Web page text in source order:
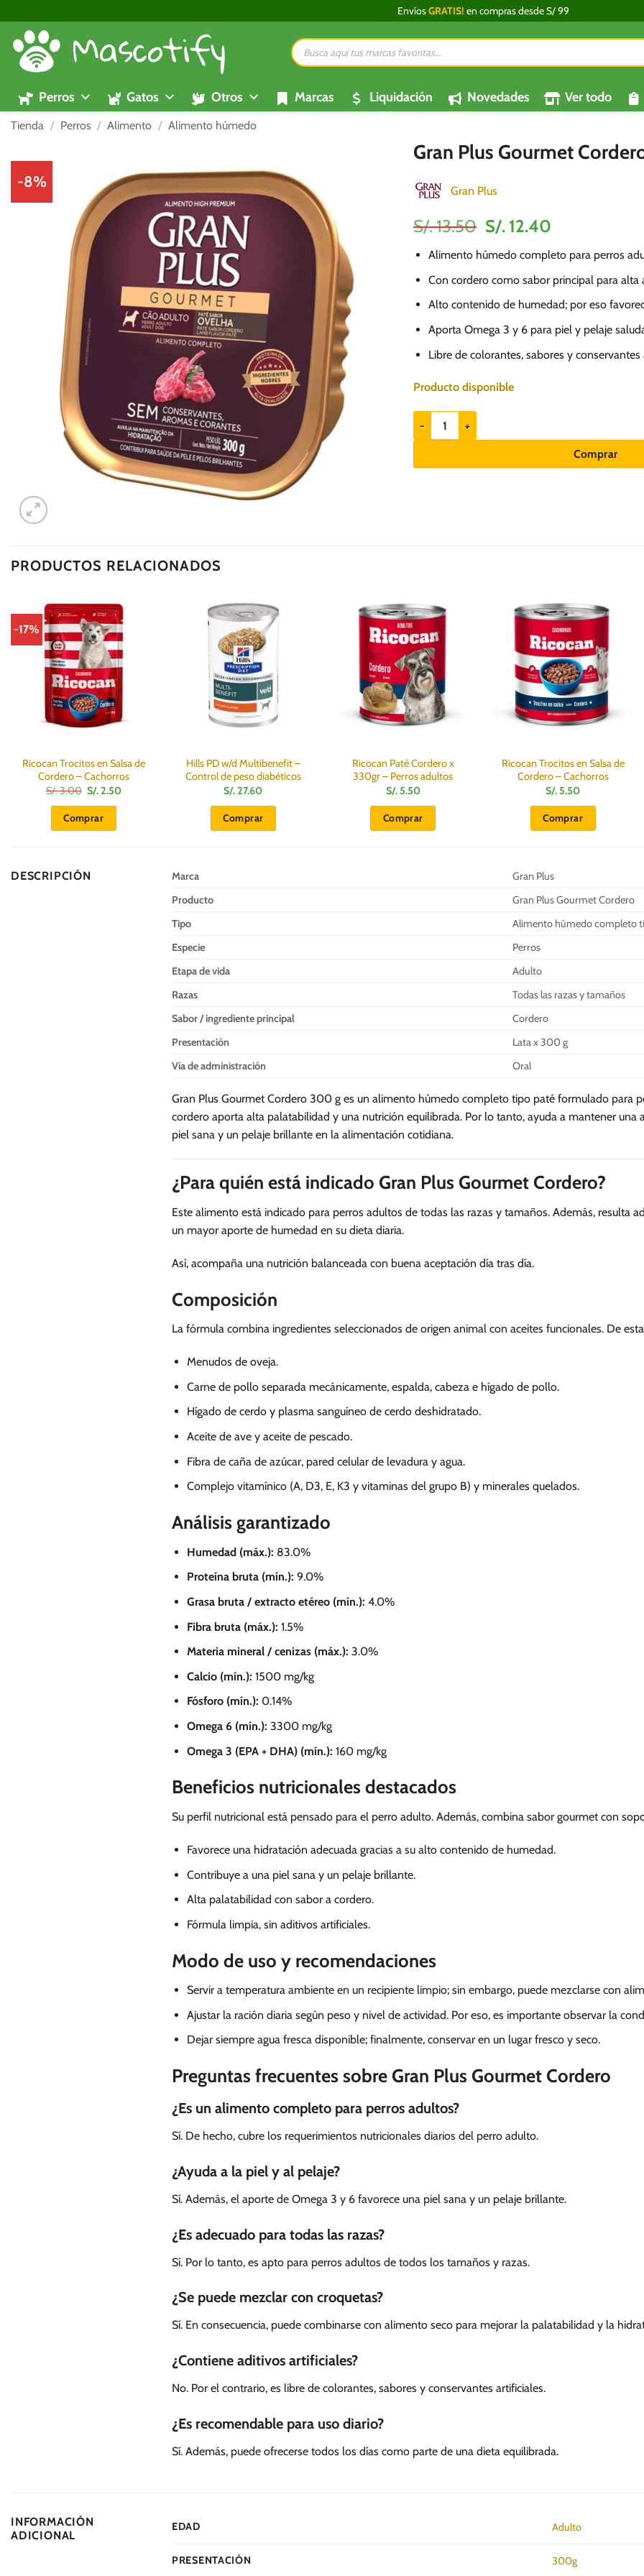
al
contenido
EnvíosGRATIS! en compras desde S/ 99
Búsqueda
de
productos
Perros Gatos Otros Marcas Liquidación Novedades Ver todo
Tienda / Perros / Alimento / Alimento húmedo
-8%
Gran Plus Gourmet
Gran Plus
S/.13.50 El
original
era:
S/.
13.50.
S/. 12.40
actual
es:
S/.
12.40.
Alimento húmedo completo para perros
Con cordero como sabor principal para alta
Alto contenido de humedad; por eso
Aporta Omega 3 y 6 para piel y pelaje
Libre de colorantes, sabores y conservantes
Producto disponible
Gran Plus Gourmet Cordero 300gr - Perros adultos
Comprar
PRODUCTOS RELACIONADOS
-17%
Ricocan Trocitos en Salsa de
Cordero – Cachorros
S/.3.00 El
precio
original
era:
S/.
S/.2.50El
Comprar
Hills PD w/d Multibenefit –
Control de peso diabéticos
S/.27.60
Comprar
Ricocan Paté Cordero x
330gr – Perros adultos
S/. 5.50
Comprar
Ricocan Trocitos en Salsa de
Cordero – Cachorros
S/. 5.50
Comprar
DESCRIPCIÓN Marca
Gran Plus
Producto
Gran Plus Gourmet Cordero
Tipo
Alimento húmedo completo
Especie
Perros
Etapa de vida
Adulto
Razas
Todas las razas y tamaños
Sabor / ingrediente principal
Cordero
Presentación
Lata x 300 g
Vía de administración
Oral
Gran Plus Gourmet Cordero 300 g es un alimento húmedo completo tipo paté formulado para
cordero aporta alta palatabilidad y una nutrición equilibrada. Por lo tanto, ayuda a mantener una
piel sana y un pelaje brillante en la alimentación cotidiana.
¿Para quién está indicado Gran Plus Gourmet Cordero?
Este alimento está indicado para perros adultos de todas las razas y tamaños. Además, resulta
un mayor aporte de humedad en su dieta diaria.
Así, acompaña una nutrición balanceada con buena aceptación día tras día.
Composición
La fórmula combina ingredientes seleccionados de origen animal con aceites funcionales. De
Menudos de oveja.
Carne de pollo separada mecánicamente, espalda, cabeza e hígado de pollo.
Hígado de cerdo y plasma sanguíneo de cerdo deshidratado.
Aceite de ave y aceite de pescado.
Fibra de caña de azúcar, pared celular de levadura y agua.
Complejo vitamínico (A, D3, E, K3 y vitaminas del grupo B) y minerales quelados.
Análisis garantizado
Humedad (máx.): 83.0%
Proteína bruta (mín.): 9.0%
Grasa bruta / extracto etéreo (mín.): 4.0%
Fibra bruta (máx.): 1.5%
Materia mineral / cenizas (máx.): 3.0%
Calcio (mín.): 1500 mg/kg
Fósforo (mín.): 0.14%
Omega 6 (mín.): 3300 mg/kg
Omega 3 (EPA + DHA) (mín.): 160 mg/kg
Beneficios nutricionales destacados
Su perfil nutricional está pensado para el perro adulto. Además, combina sabor gourmet con
Favorece una hidratación adecuada gracias a su alto contenido de humedad.
Contribuye a una piel sana y un pelaje brillante.
Alta palatabilidad con sabor a cordero.
Fórmula limpia, sin aditivos artificiales.
Modo de uso y recomendaciones
Servir a temperatura ambiente en un recipiente limpio; sin embargo, puede mezclarse con
Ajustar la ración diaria según peso y nivel de actividad. Por eso, es importante observar la
Dejar siempre agua fresca disponible; finalmente, conservar en un lugar fresco y seco.
Preguntas frecuentes sobre Gran Plus Gourmet Cordero
¿Es un alimento completo para perros adultos?
Sí. De hecho, cubre los requerimientos nutricionales diarios del perro adulto.
¿Ayuda a la piel y al pelaje?
Sí. Además, el aporte de Omega 3 y 6 favorece una piel sana y un pelaje brillante.
¿Es adecuado para todas las razas?
Sí. Por lo tanto, es apto para perros adultos de todos los tamaños y razas.
¿Se puede mezclar con croquetas?
Sí. En consecuencia, puede combinarse con alimento seco para mejorar la palatabilidad y la
¿Contiene aditivos artificiales?
No. Por el contrario, es libre de colorantes, sabores y conservantes artificiales.
¿Es recomendable para uso diario?
Sí. Además, puede ofrecerse todos los días como parte de una dieta equilibrada.
INFORMACIÓN
ADICIONAL
EDAD Adulto
PRESENTACIÓN 300g